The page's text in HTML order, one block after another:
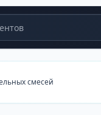
смесей